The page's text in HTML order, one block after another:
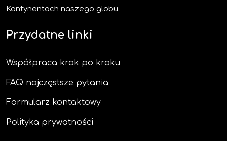
Kontynentach naszego globu.
Przydatne linki
Współpraca krok po kroku
FAQ najczęstsze pytania
Formularz kontaktowy
Polityka prywatności